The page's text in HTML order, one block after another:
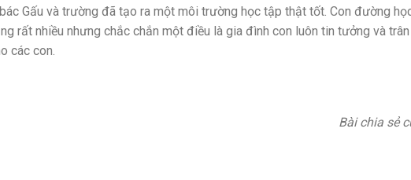
Gấu và trường đã tạo ra một môi trường học tập thật tốt. Con đường
rất nhiều nhưng chắc chắn một điều là gia đình con luôn tin tưởng và
các con.
Bài chia sẻ